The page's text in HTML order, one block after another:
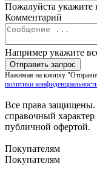
Пожалуйста укажите
Комментарий
Например укажите
Нажимая на кнопку
политики
Все права
справочный
публичной офертой.
Покупателям
Покупателям